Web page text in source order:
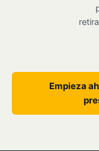
Empieza